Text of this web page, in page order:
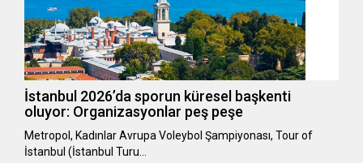
İstanbul 2026’da sporun küresel başkenti
oluyor: Organizasyonlar peş peşe
Metropol, Kadınlar Avrupa Voleybol Şampiyonası, Tour of
İstanbul (İstanbul Turu…